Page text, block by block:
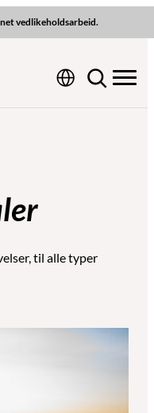
vedlikeholdsarbeid.
til alle typer